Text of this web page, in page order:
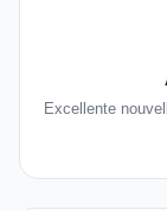
Excellente